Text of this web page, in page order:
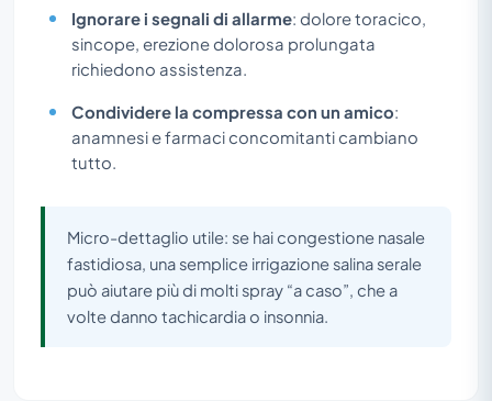
Ignorare i segnali di allarme: dolore toracico,
sincope, erezione dolorosa prolungata
richiedono assistenza.
Condividere la compressa con un amico:
anamnesi e farmaci concomitanti cambiano
tutto.
Micro-dettaglio utile: se hai congestione nasale
fastidiosa, una semplice irrigazione salina serale
può aiutare più di molti spray “a caso”, che a
volte danno tachicardia o insonnia.